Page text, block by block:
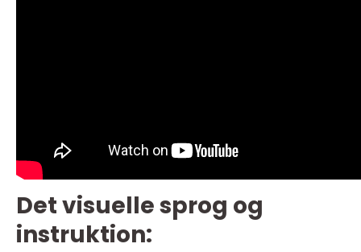
Det visuelle sprog og
instruktion: